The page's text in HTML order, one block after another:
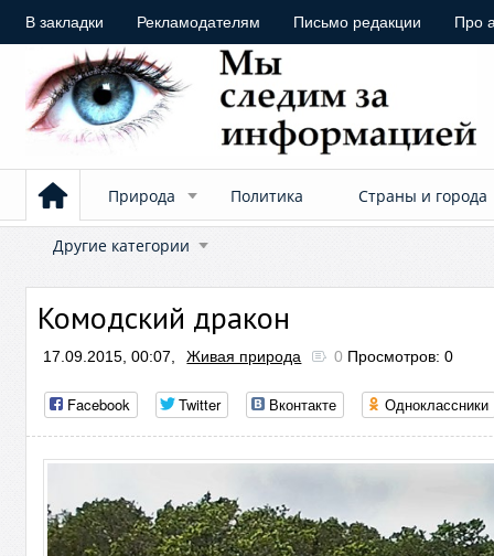
В закладки Рекламодателям Письмо редакции Про
Природа Политика Страны и города
Другие категории
Комодский дракон
17.09.2015, 00:07, Живая природа 0 Просмотров: 0
Facebook Twitter Вконтакте Одноклассники